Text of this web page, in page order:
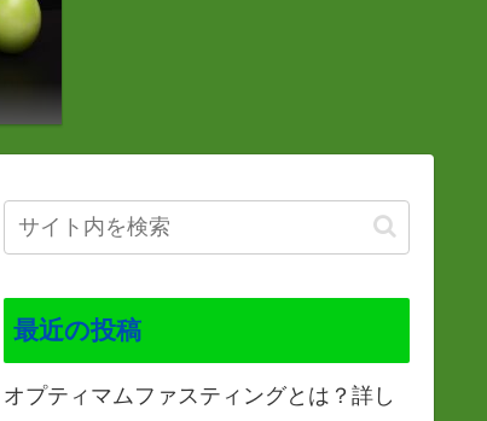
最近の投稿
オプティマムファスティングとは？詳し